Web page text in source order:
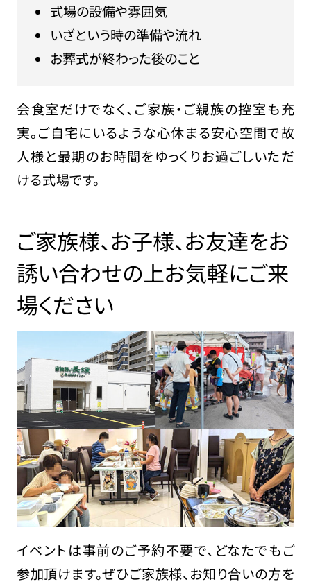
式場の設備や雰囲気
いざという時の準備や流れ
お葬式が終わった後のこと
会食室だけでなく、ご家族・ご親族の控室も充
実。ご自宅にいるような心休まる安心空間で故
人様と最期のお時間をゆっくりお過ごしいただ
ける式場です。
ご家族様、お子様、お友達をお
誘い合わせの上お気軽にご来
場ください
イベントは事前のご予約不要で、どなたでもご
参加頂けます。ぜひご家族様、お知り合いの方を